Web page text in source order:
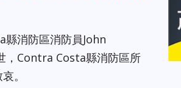
消防區消防員John
，Contra Costa縣消防區所
。